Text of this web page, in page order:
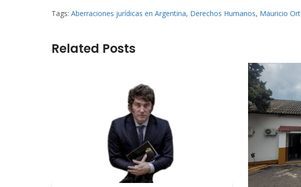
Tags: Aberraciones jurídicas en Argentina, Derechos Humanos, Mauricio
Related Posts